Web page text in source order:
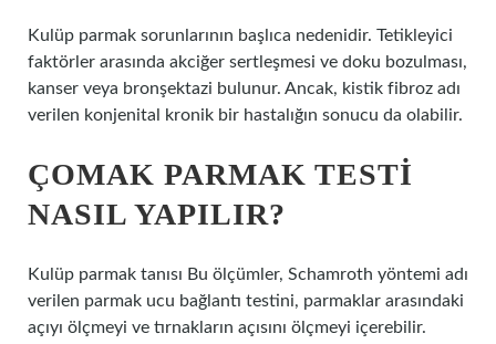
Kulüp parmak sorunlarının başlıca nedenidir. Tetikleyici
faktörler arasında akciğer sertleşmesi ve doku bozulması,
kanser veya bronşektazi bulunur. Ancak, kistik fibroz adı
verilen konjenital kronik bir hastalığın sonucu da olabilir.
ÇOMAK PARMAK TESTI
NASIL YAPILIR?
Kulüp parmak tanısı Bu ölçümler, Schamroth yöntemi adı
verilen parmak ucu bağlantı testini, parmaklar arasındaki
açıyı ölçmeyi ve tırnakların açısını ölçmeyi içerebilir.